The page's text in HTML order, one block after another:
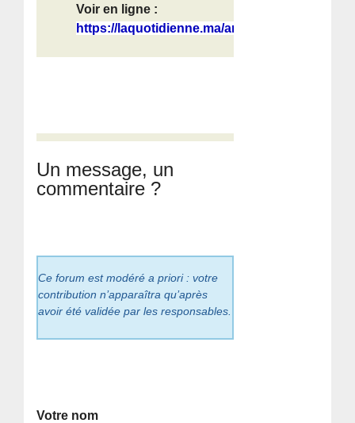
Voir en ligne :
https://laquotidienne.ma/article/al...
Un message, un
commentaire ?
Ce forum est modéré a priori : votre
contribution n’apparaîtra qu’après
avoir été validée par les responsables.
Votre nom